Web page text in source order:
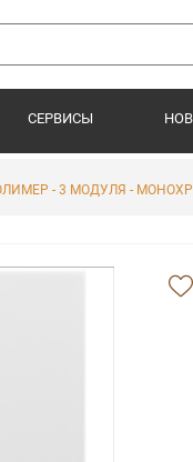
СЕРВИСЫ
- 3 МОДУЛЯ -